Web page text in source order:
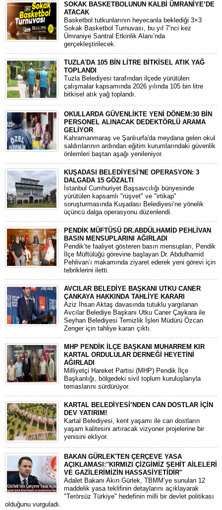
SOKAK BASKETBOLUNUN KALBİ ÜMRANİYE’DE
ATACAK
Basketbol tutkunlarının heyecanla beklediği 3×3
Sokak Basketbol Turnuvası, bu yıl 7’nci kez
Ümraniye Santral Etkinlik Alanı’nda
gerçekleştirilecek.
TUZLA'DA 105 BİN LİTRE BİTKİSEL ATIK YAĞ
TOPLANDI
Tuzla Belediyesi tarafından ilçede yürütülen
çalışmalar kapsamında 2026 yılında 105 bin litre
bitkisel atık yağ toplandı.
OKULLARDA GÜVENLİKTE YENİ DÖNEM:30 BİN
PERSONEL ALINACAK DEDEKTÖRLÜ ARAMA
GELİYOR
​Kahramanmaraş ve Şanlıurfa'da meydana gelen okul
saldırılarının ardından eğitim kurumlarındaki güvenlik
önlemleri baştan aşağı yenileniyor.
KUŞADASI BELEDİYESİ'NE OPERASYON: 3
DALGADA 15 GÖZALTI
​İstanbul Cumhuriyet Başsavcılığı bünyesinde
yürütülen kapsamlı "rüşvet" ve "irtikap"
soruşturmasında Kuşadası Belediyesi’ne yönelik
üçüncü dalga operasyonu düzenlendi.
PENDİK MÜFTÜSÜ DR.ABDÜLHAMİD PEHLİVAN
BASIN MENSUPLARINI AĞIRLADI
​Pendik’te faaliyet gösteren basın mensupları, Pendik
İlçe Müftülüğü görevine başlayan Dr. Abdulhamid
Pehlivan’ı makamında ziyaret ederek yeni görevi için
tebriklerini iletti.
AVCILAR BELEDİYE BAŞKANI UTKU CANER
ÇANKAYA HAKKINDA TAHLİYE KARARI
​Aziz İhsan Aktaş davasında tutuklu yargılanan
Avcılar Belediye Başkanı Utku Caner Çaykara ile
Seyhan Belediyesi Temizlik İşleri Müdürü Özcan
Zenger için tahliye kararı çıktı.
MHP PENDİK İLÇE BAŞKANI MUHARREM KIR
KARTAL ORDULULAR DERNEĞİ HEYETİNİ
AĞIRLADI
​Milliyetçi Hareket Partisi (MHP) Pendik İlçe
Başkanlığı, bölgedeki sivil toplum kuruluşlarıyla
temaslarını sürdürüyor.
KARTAL BELEDİYESİ’NDEN CAN DOSTLAR İÇİN
DEV YATIRIM!
Kartal Belediyesi, kent yaşamı ile can dostların
yaşam kalitesini artıracak vizyoner projelerine bir
yenisini ekliyor.
BAKAN GÜRLEK'TEN ÇERÇEVE YASA
AÇIKLAMASI:''KIRMIZI ÇİZGİMİZ ŞEHİT AİLELERİ
VE GAZİLERİMİZİN HASSASİYETİDİR''
Adalet Bakanı Akın Gürlek, TBMM’ye sunulan 12
maddelik yasa teklifinin detaylarını açıklayarak
"Terörsüz Türkiye" hedefinin milli bir devlet politikası
olduğunu vurguladı.